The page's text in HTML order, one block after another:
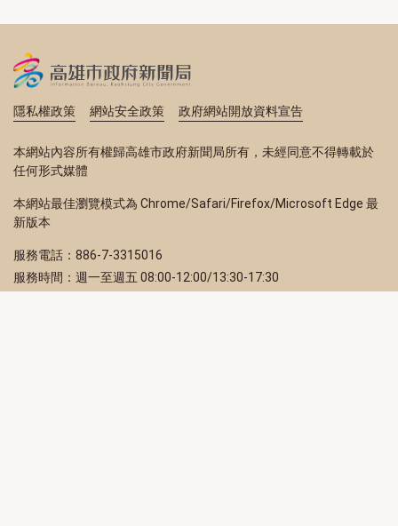
隱私權政策 網站安全政策 政府網站開放資料宣告
本網站內容所有權歸高雄市政府新聞局所有，未經同意不得轉載於
任何形式媒體
本網站最佳瀏覽模式為 Chrome/Safari/Firefox/Microsoft Edge 最
新版本
服務電話：886-7-3315016
服務時間：週一至週五 08:00-12:00/13:30-17:30